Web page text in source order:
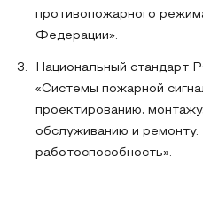
противопожарного
Федерации».
Национальный
«Системы пожарной
проектированию,
обслуживанию и
работоспособность».